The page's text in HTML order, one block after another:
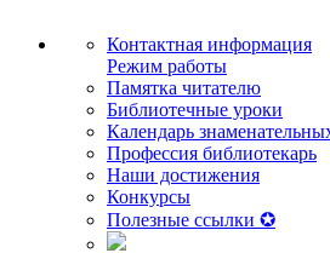
Контактная информация
Режим работы
Памятка читателю
Библиотечные уроки
Календарь
Профессия библиотекарь
Наши достижения
Конкурсы
Полезные ссылки ✪